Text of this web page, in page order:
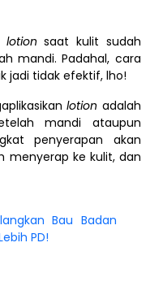
lotionsaat kulit sudah
mandi. Padahal, cara
jadi tidak efektif, lho!
lotion adalah
mandi ataupun
penyerapan akan
menyerap ke kulit, dan
Bau Badan
PD!